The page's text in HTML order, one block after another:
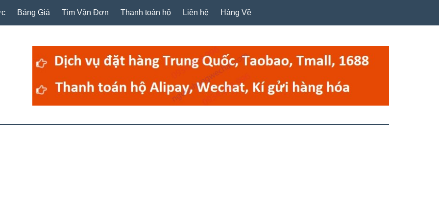
Bảng Giá Tìm Vận Đơn Thanh toán hộ Liên hệ Hàng Về